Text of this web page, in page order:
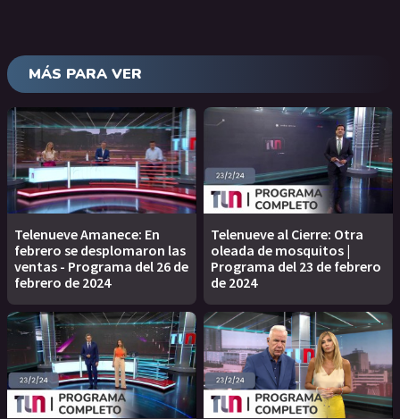
MÁS PARA VER
Telenueve Amanece: En
febrero se desplomaron las
ventas - Programa del 26 de
febrero de 2024
Telenueve al Cierre: Otra
oleada de mosquitos |
Programa del 23 de febrero
de 2024